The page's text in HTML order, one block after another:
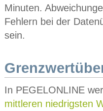
Minuten.
Fehlern bei der
sein.
In PEGELONLINE
mittleren niedrigsten